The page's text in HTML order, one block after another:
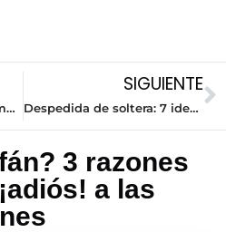
Moda 2019: Vuelve el Animal Print
SIGUIENTE
Despedida de soltera: 7 ideas originales para organizarla
3 razones
a las